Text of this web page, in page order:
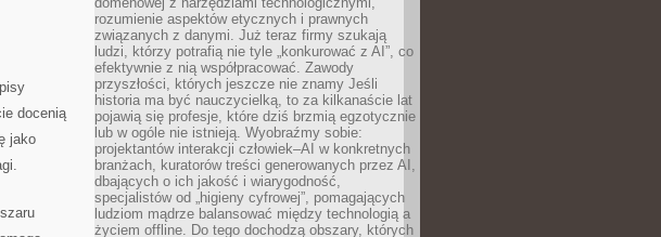
docenią
jako
rozumienie aspektów etycznych i prawnych
związanych z danymi. Już teraz firmy szukają
ludzi, którzy potrafią nie tyle „konkurować z AI”, co
efektywnie z nią współpracować. Zawody
przyszłości, których jeszcze nie znamy Jeśli
historia ma być nauczycielką, to za kilkanaście lat
pojawią się profesje, które dziś brzmią egzotycznie
lub w ogóle nie istnieją. Wyobraźmy sobie:
projektantów interakcji człowiek–AI w konkretnych
branżach, kuratorów treści generowanych przez AI,
dbających o ich jakość i wiarygodność,
specjalistów od „higieny cyfrowej”, pomagających
ludziom mądrze balansować między technologią a
życiem offline. Do tego dochodzą obszary, których